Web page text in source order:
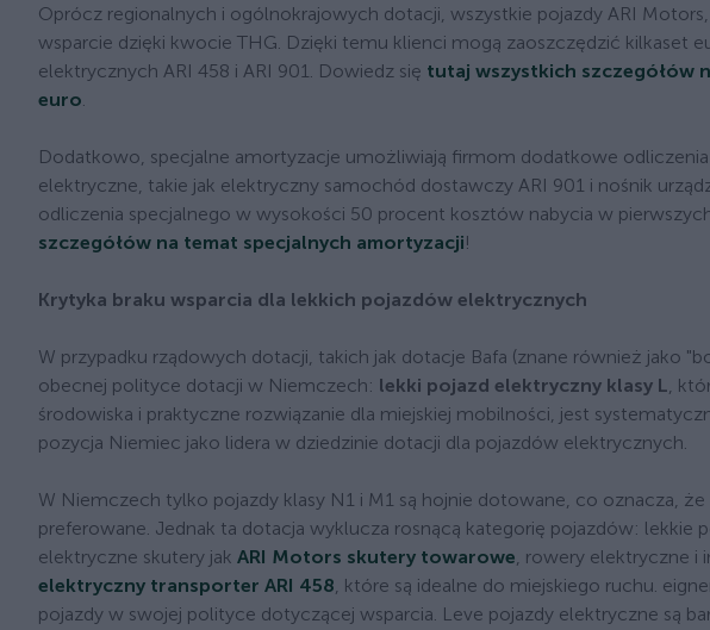
Oprócz regionalnych i ogólnokrajowych dotacji, wszystkie pojazdy ARI
wsparcie dzięki kwocie THG. Dzięki temu klienci mogą zaoszczędzić kilkaset
elektrycznych ARI 458 i ARI 901. Dowiedz się tutaj wszystkich szczegółów
euro.
Dodatkowo, specjalne amortyzacje umożliwiają firmom dodatkowe
elektryczne, takie jak elektryczny samochód dostawczy ARI 901 i nośnik
odliczenia specjalnego w wysokości 50 procent kosztów nabycia w
szczegółów na temat specjalnych amortyzacji!
Krytyka braku wsparcia dla lekkich pojazdów elektrycznych
W przypadku rządowych dotacji, takich jak dotacje Bafa (znane również jako
obecnej polityce dotacji w Niemczech: lekki pojazd elektryczny klasy L,
środowiska i praktyczne rozwiązanie dla miejskiej mobilności, jest
pozycja Niemiec jako lidera w dziedzinie dotacji dla pojazdów elektrycznych.
W Niemczech tylko pojazdy klasy N1 i M1 są hojnie dotowane, co oznacza,
preferowane. Jednak ta dotacja wyklucza rosnącą kategorię pojazdów: lekkie
elektryczne skutery jak ARI Motors skutery towarowe, rowery elektryczne i
elektryczny transporter ARI 458, które są idealne do miejskiego ruchu.
pojazdy w swojej polityce dotyczącej wsparcia. Leve pojazdy elektryczne są